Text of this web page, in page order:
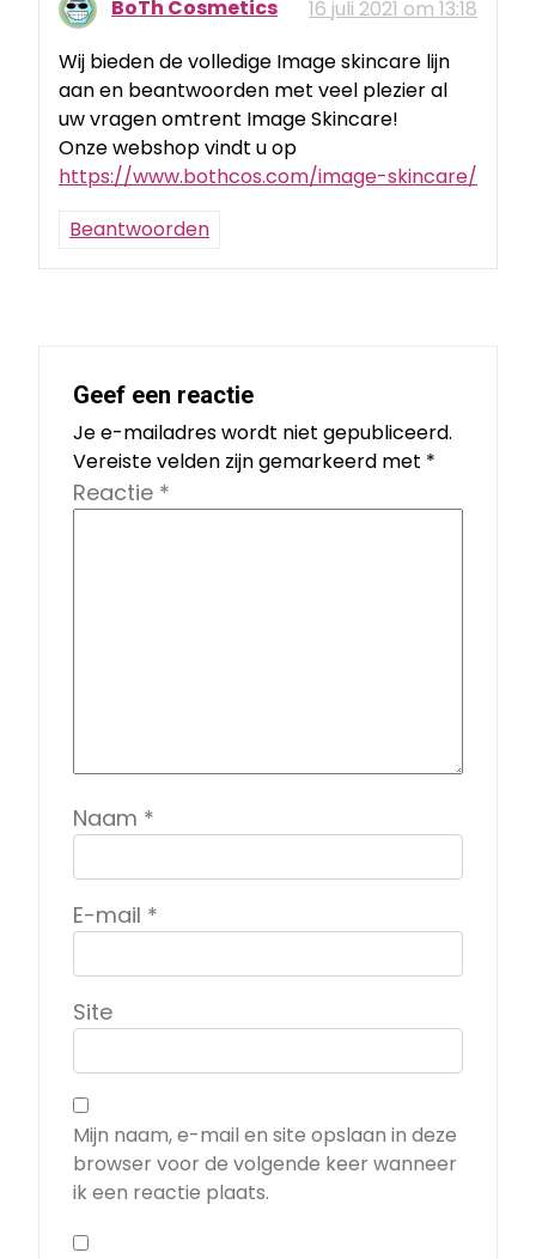
BoTh Cosmetics
16 juli 2021 om 13:18
Wij bieden de volledige Image skincare lijn
aan en beantwoorden met veel plezier al
uw vragen omtrent Image Skincare!
Onze webshop vindt u op
https://www.bothcos.com/image-skincare/
Beantwoorden
Geef een reactie
Je e-mailadres wordt niet gepubliceerd.
Vereiste velden zijn gemarkeerd met *
Reactie *
Naam *
E-mail *
Site
Mijn naam, e-mail en site opslaan in deze
browser voor de volgende keer wanneer
ik een reactie plaats.